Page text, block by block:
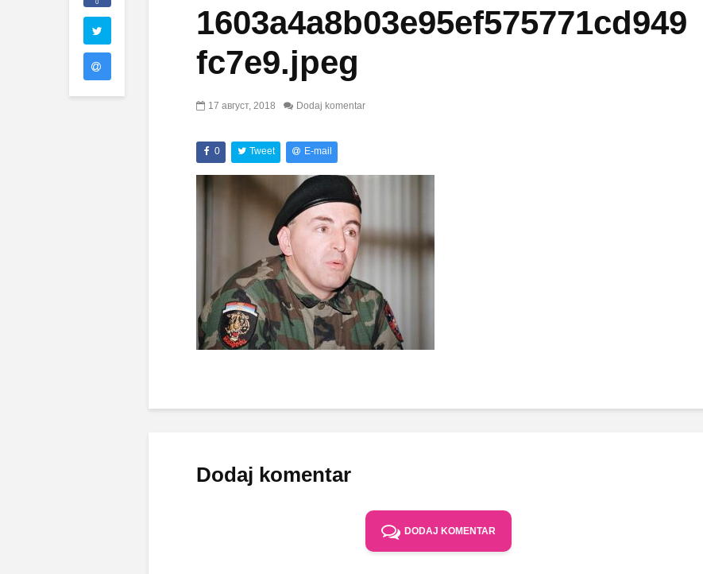
1603a4a8b03e95ef575771cd949
fc7e9.jpeg
17 август, 2018 Dodaj komentar
0 Tweet E-mail
Dodaj komentar
DODAJ KOMENTAR